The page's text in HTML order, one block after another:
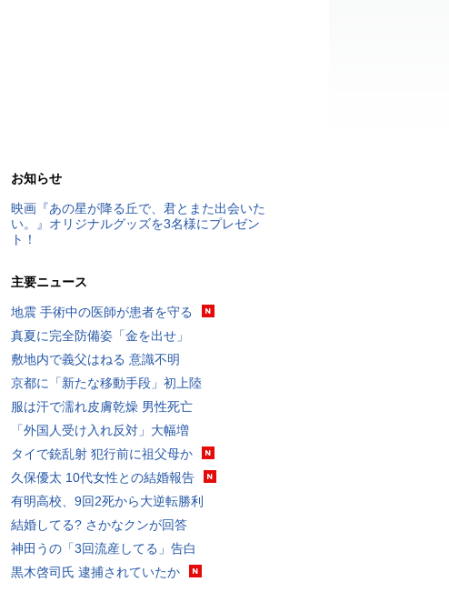
お知らせ
映画『あの星が降る丘で、君とまた出会いた
い。』オリジナルグッズを3名様にプレゼン
ト！
主要ニュース
地震 手術中の医師が患者を守る
真夏に完全防備姿「金を出せ」
敷地内で義父はねる 意識不明
京都に「新たな移動手段」初上陸
服は汗で濡れ皮膚乾燥 男性死亡
「外国人受け入れ反対」大幅増
タイで銃乱射 犯行前に祖父母か
久保優太 10代女性との結婚報告
有明高校、9回2死から大逆転勝利
結婚してる? さかなクンが回答
神田うの「3回流産してる」告白
黒木啓司氏 逮捕されていたか